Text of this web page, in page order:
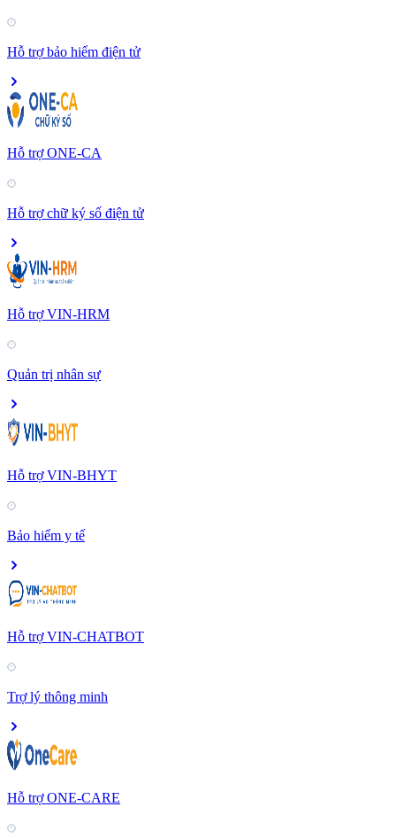
Hỗ trợ bảo hiểm điện tử
Hỗ trợ ONE-CA
Hỗ trợ chữ ký số điện tử
Hỗ trợ VIN-HRM
Quản trị nhân sự
Hỗ trợ VIN-BHYT
Bảo hiểm y tế
Hỗ trợ VIN-CHATBOT
Trợ lý thông minh
Hỗ trợ ONE-CARE